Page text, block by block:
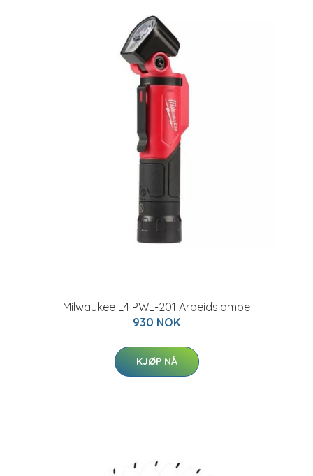
Milwaukee L4 PWL-201 Arbeidslampe
930 NOK
KJØP NÅ